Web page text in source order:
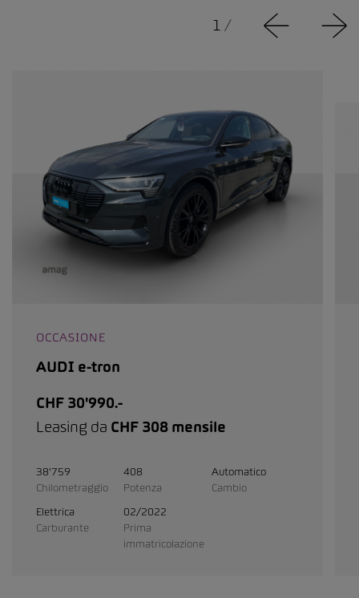
1 /
OCCASIONE
AUDI e-tron
CHF 30'990.-
Leasing da CHF 308 mensile
38'759
Chilometraggio
408
Potenza
Automatico
Cambio
Elettrica
Carburante
02/2022
Prima
immatricolazione